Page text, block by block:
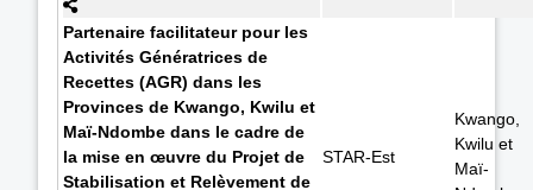
Partenaire facilitateur pour les
Activités Génératrices de
Recettes (AGR) dans les
Provinces de Kwango, Kwilu et
Maï-Ndombe dans le cadre de
la mise en œuvre du Projet de
Stabilisation et Relèvement de
STAR-Est
Kwango,
Kwilu et
Maï-